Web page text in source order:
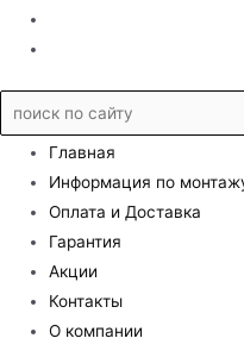
Главная
Информация по
Оплата и Доставка
Гарантия
Акции
Контакты
О компании